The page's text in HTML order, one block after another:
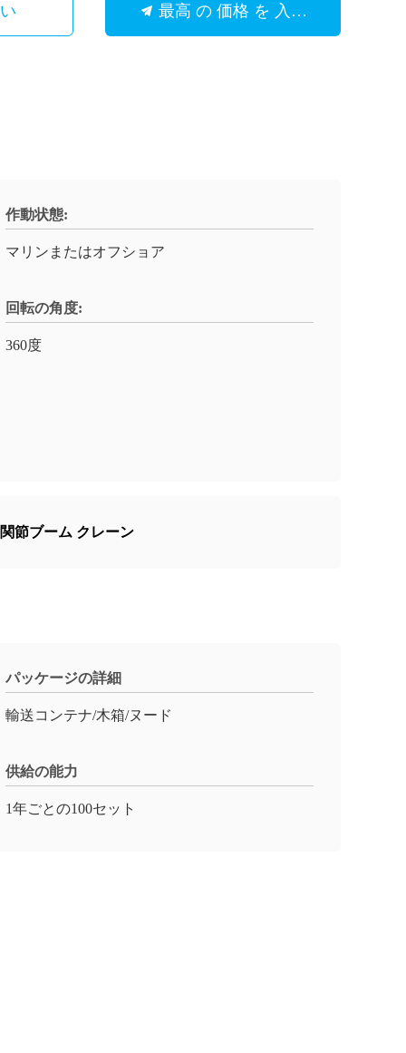
最高 の 価格 を 入手 する
作動状態:
マリンまたはオフショア
回転の角度:
360度
節ブーム クレーン
パッケージの詳細
輸送コンテナ/木箱/ヌード
供給の能力
1年ごとの100セット